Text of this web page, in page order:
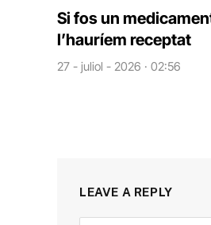
Si fos un
l’hauríem receptat
27 - juliol - 2026 · 02:56
LEAVE A REPLY